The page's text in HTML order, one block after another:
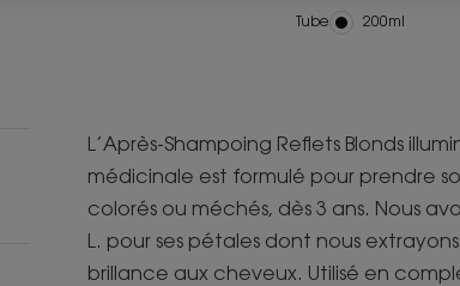
Tube Tube
200ml
L’Après-Shampoing Reflets Blonds
médicinale est formulé pour prendre
colorés ou méchés, dès 3 ans. Nous
L. pour ses pétales dont nous
brillance aux cheveux. Utilisé en